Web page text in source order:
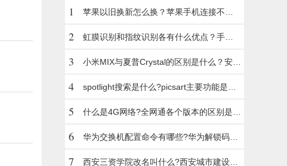
1
苹果以旧换新怎么换？苹果手机连接不上
网络怎么办?
2
虹膜识别和指纹识别各有什么优点？手机H
DR模式是什么意思？
3
小米MIX与夏普Crystal的区别是什么？安卓
手机越用越卡是什么问题?
4
spotlight搜索是什么?picsart主要功能是什
么?
5
什么是4G网络?全网通各个版本的区别是什
么?
6
华为交换机配置命令有哪些?华为解锁码申
请步骤有哪些？
7
西安三资学院改名叫什么?西安城市建设职